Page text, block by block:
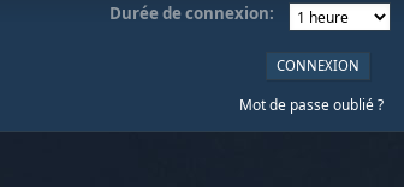
Durée de connexion:
Mot de passe oublié ?